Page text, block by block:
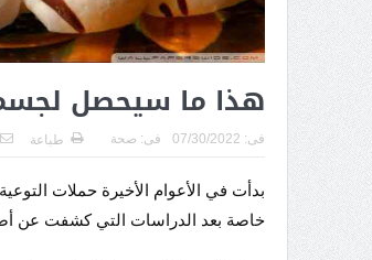
هذا ما سيحصل
فى: 07/30/2022 فى: صحة طباعة
بدأت في الأعوام الأخيرة حملات
خاصة بعد الدراسات التي كشفت عن